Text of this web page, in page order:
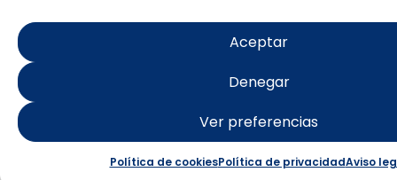
Aceptar
Denegar
Ver preferencias
Política de cookiesPolítica de privacidadAviso